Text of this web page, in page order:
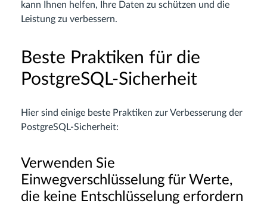
kann Ihnen helfen, Ihre Daten zu schützen und die
Leistung zu verbessern.
Beste Praktiken für die
PostgreSQL-Sicherheit
Hier sind einige beste Praktiken zur Verbesserung der
PostgreSQL-Sicherheit:
Verwenden Sie
Einwegverschlüsselung für Werte,
die keine Entschlüsselung erfordern